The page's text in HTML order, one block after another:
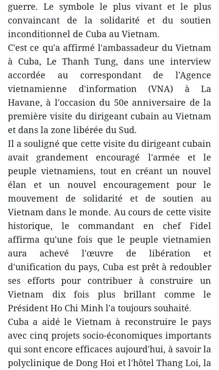
guerre. Le symbole le plus vivant et le plus
convaincant de la solidarité et du soutien
inconditionnel de Cuba au Vietnam.
C'est ce qu'a affirmé l'ambassadeur du Vietnam
à Cuba, Le Thanh Tung, dans une interview
accordée au correspondant de l'Agence
vietnamienne d'information (VNA) à La
Havane, à l'occasion du 50e anniversaire de la
première visite du dirigeant cubain au Vietnam
et dans la zone libérée du Sud.
Il a souligné que cette visite du dirigeant cubain
avait grandement encouragé l'armée et le
peuple vietnamiens, tout en créant un nouvel
élan et un nouvel encouragement pour le
mouvement de solidarité et de soutien au
Vietnam dans le monde. Au cours de cette visite
historique, le commandant en chef Fidel
affirma qu'une fois que le peuple vietnamien
aura achevé l'œuvre de libération et
d'unification du pays, Cuba est prêt à redoubler
ses efforts pour contribuer à construire un
Vietnam dix fois plus brillant comme le
Président Ho Chi Minh l'a toujours souhaité.
Cuba a aidé le Vietnam à reconstruire le pays
avec cinq projets socio-économiques importants
qui sont encore efficaces aujourd'hui, à savoir la
polyclinique de Dong Hoi et l'hôtel Thang Loi, la